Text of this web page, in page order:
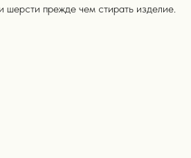
шерсти прежде чем стирать изделие.